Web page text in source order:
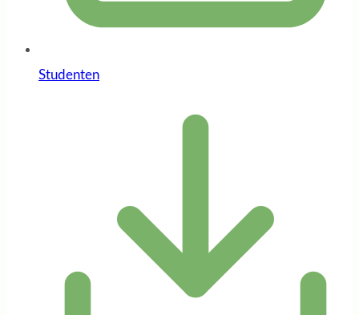
Studenten